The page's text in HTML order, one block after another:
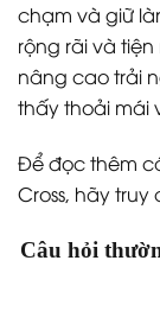
chạm và giữ
rộng rãi và
nâng cao trải
thấy thoải mái
Để đọc thêm
Cross, hãy truy
Câu hỏi